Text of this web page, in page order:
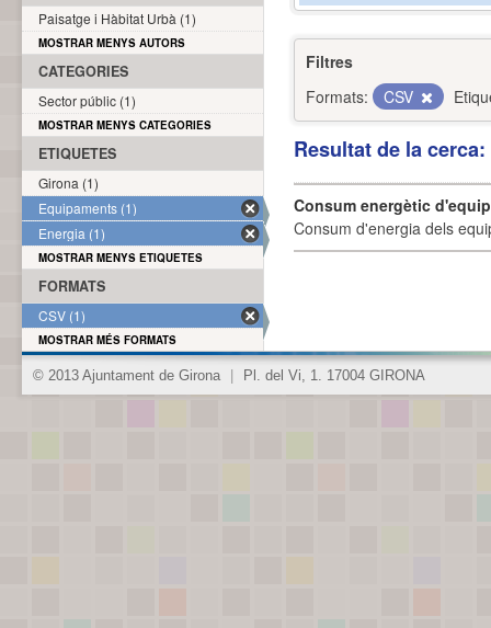
Filtres
Formats:
CSV
Resultat de la
Consum energètic
Consum d'energia dels
Paisatge i Hàbitat Urbà (1)
MOSTRAR MENYS AUTORS
CATEGORIES
Sector públic (1)
MOSTRAR MENYS CATEGORIES
ETIQUETES
Girona (1)
Equipaments (1)
Energia (1)
MOSTRAR MENYS ETIQUETES
FORMATS
CSV (1)
MOSTRAR MÉS FORMATS
© 2013 Ajuntament de Girona Pl. del Vi, 1. 17004 GIRONA